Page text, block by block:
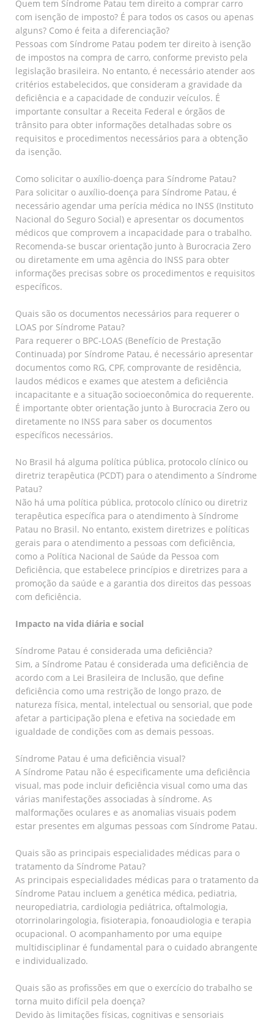
Quem tem Síndrome Patau tem direito a comprar carro
com isenção de imposto? É para todos os casos ou apenas
alguns? Como é feita a diferenciação?
Pessoas com Síndrome Patau podem ter direito à isenção
de impostos na compra de carro, conforme previsto pela
legislação brasileira. No entanto, é necessário atender aos
critérios estabelecidos, que consideram a gravidade da
deficiência e a capacidade de conduzir veículos. É
importante consultar a Receita Federal e órgãos de
trânsito para obter informações detalhadas sobre os
requisitos e procedimentos necessários para a obtenção
da isenção.
Como solicitar o auxílio-doença para Síndrome Patau?
Para solicitar o auxílio-doença para Síndrome Patau, é
necessário agendar uma perícia médica no INSS (Instituto
Nacional do Seguro Social) e apresentar os documentos
médicos que comprovem a incapacidade para o trabalho.
Recomenda-se buscar orientação junto à Burocracia Zero
ou diretamente em uma agência do INSS para obter
informações precisas sobre os procedimentos e requisitos
específicos.
Quais são os documentos necessários para requerer o
LOAS por Síndrome Patau?
Para requerer o BPC-LOAS (Benefício de Prestação
Continuada) por Síndrome Patau, é necessário apresentar
documentos como RG, CPF, comprovante de residência,
laudos médicos e exames que atestem a deficiência
incapacitante e a situação socioeconômica do requerente.
É importante obter orientação junto à Burocracia Zero ou
diretamente no INSS para saber os documentos
específicos necessários.
No Brasil há alguma política pública, protocolo clínico ou
diretriz terapêutica (PCDT) para o atendimento a Síndrome
Patau?
Não há uma política pública, protocolo clínico ou diretriz
terapêutica específica para o atendimento à Síndrome
Patau no Brasil. No entanto, existem diretrizes e políticas
gerais para o atendimento a pessoas com deficiência,
como a Política Nacional de Saúde da Pessoa com
Deficiência, que estabelece princípios e diretrizes para a
promoção da saúde e a garantia dos direitos das pessoas
com deficiência.
Impacto na vida diária e social
Síndrome Patau é considerada uma deficiência?
Sim, a Síndrome Patau é considerada uma deficiência de
acordo com a Lei Brasileira de Inclusão, que define
deficiência como uma restrição de longo prazo, de
natureza física, mental, intelectual ou sensorial, que pode
afetar a participação plena e efetiva na sociedade em
igualdade de condições com as demais pessoas.
Síndrome Patau é uma deficiência visual?
A Síndrome Patau não é especificamente uma deficiência
visual, mas pode incluir deficiência visual como uma das
várias manifestações associadas à síndrome. As
malformações oculares e as anomalias visuais podem
estar presentes em algumas pessoas com Síndrome Patau.
Quais são as principais especialidades médicas para o
tratamento da Síndrome Patau?
As principais especialidades médicas para o tratamento da
Síndrome Patau incluem a genética médica, pediatria,
neuropediatria, cardiologia pediátrica, oftalmologia,
otorrinolaringologia, fisioterapia, fonoaudiologia e terapia
ocupacional. O acompanhamento por uma equipe
multidisciplinar é fundamental para o cuidado abrangente
e individualizado.
Quais são as profissões em que o exercício do trabalho se
torna muito difícil pela doença?
Devido às limitações físicas, cognitivas e sensoriais